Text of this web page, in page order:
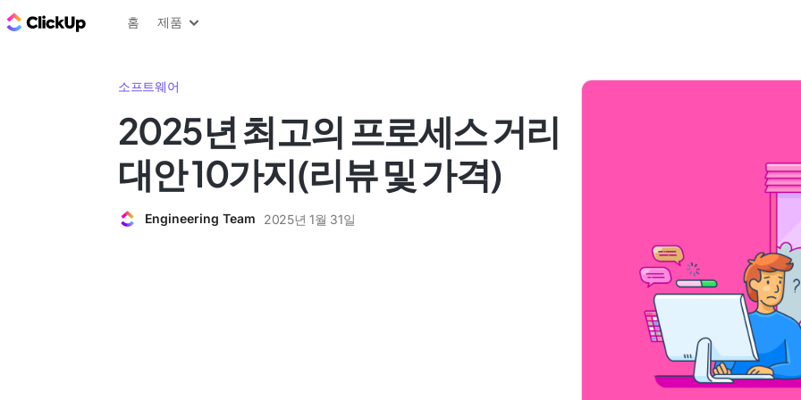
ClickUp 블로그
홈 제품
소프트웨어
2025년 최고의 프로세스 거리
대안 10가지(리뷰 및 가격)
Engineering Team 2025년 1월 31일